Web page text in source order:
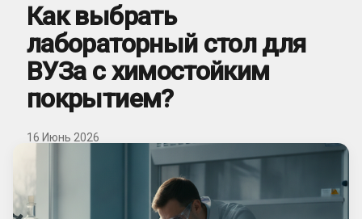
Как выбрать
лабораторный стол для
ВУЗа с химостойким
покрытием?
16 Июнь 2026